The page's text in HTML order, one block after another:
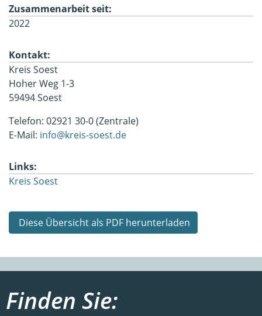
Zusammenarbeit seit:
2022
Kontakt:
Kreis Soest
Hoher Weg 1-3
59494 Soest
Telefon: 02921 30-0 (Zentrale)
E-Mail: info@kreis-soest.de
Links:
Kreis Soest
Diese Übersicht als PDF herunterladen
Finden Sie: